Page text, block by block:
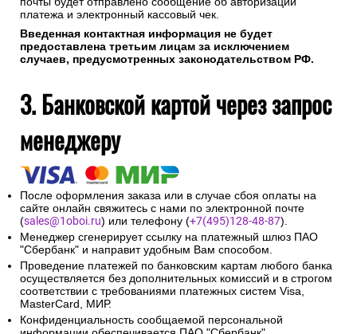
платежа и электронный кассовый чек.
Введенная контактная информация не будет
предоставлена третьим лицам за исключением
случаев, предусмотренных законодательством РФ.
3. Банковской картой через запрос
менеджеру
После оформления заказа или в случае сбоя оплаты на
сайте онлайн свяжитесь с нами по электронной почте
(sales@1oboi.ru) или телефону (+7(495)128-48-87).
Менеджер сгенерирует ссылку на платежный шлюз ПАО
"Сбербанк" и направит удобным Вам способом.
Проведение платежей по банковским картам любого банка
осуществляется без дополнительных комиссий и в строгом
соответствии с требованиями платежных систем Visa,
MasterCard, МИР.
Конфиденциальность сообщаемой персональной